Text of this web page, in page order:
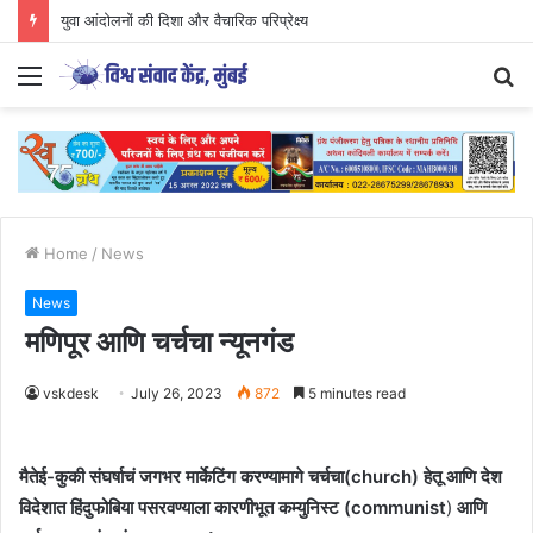
युवा आंदोलनों की दिशा और वैचारिक परिप्रेक्ष्य
Menu
Home / News
News
मणिपूर आणि चर्चचा न्यूनगंड
vskdesk July 26, 2023 872 5 minutes read
मैतेई-कुकी संघर्षाचं जगभर मार्केटिंग करण्यामागे चर्चचा(church) हेतू आणि देश
विदेशात हिंदुफोबिया पसरवण्याला कारणीभूत कम्युनिस्ट (communist) आणि